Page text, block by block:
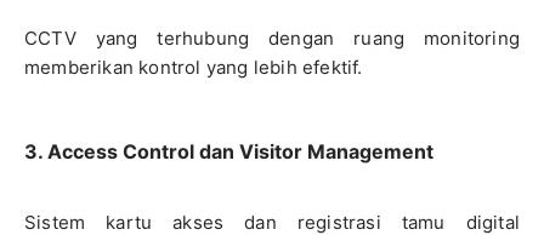
CCTV yang terhubung dengan ruang monitoring
memberikan kontrol yang lebih efektif.
3. Access Control dan Visitor Management
Sistem kartu akses dan registrasi tamu digital